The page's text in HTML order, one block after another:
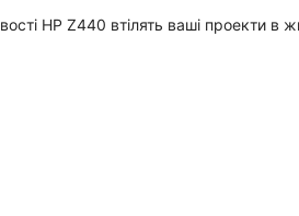
HP Z440 втілять ваші проекти в